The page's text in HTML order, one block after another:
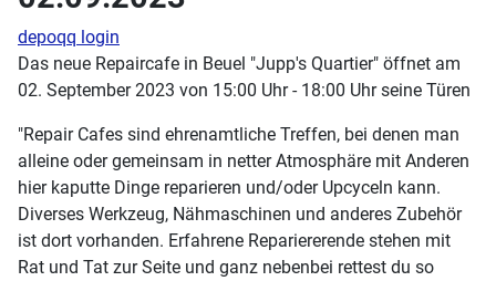
depoqq login
Das neue Repaircafe in Beuel "Jupp's Quartier" öffnet am
02. September 2023 von 15:00 Uhr - 18:00 Uhr seine Türen
"Repair Cafes sind ehrenamtliche Treffen, bei denen man
alleine oder gemeinsam in netter Atmosphäre mit Anderen
hier kaputte Dinge reparieren und/oder Upcyceln kann.
Diverses Werkzeug, Nähmaschinen und anderes Zubehör
ist dort vorhanden. Erfahrene Repariererende stehen mit
Rat und Tat zur Seite und ganz nebenbei rettest du so